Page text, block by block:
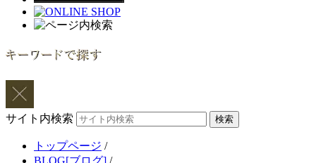
サイト内検索
トップページ /
BLOG[ブログ] /